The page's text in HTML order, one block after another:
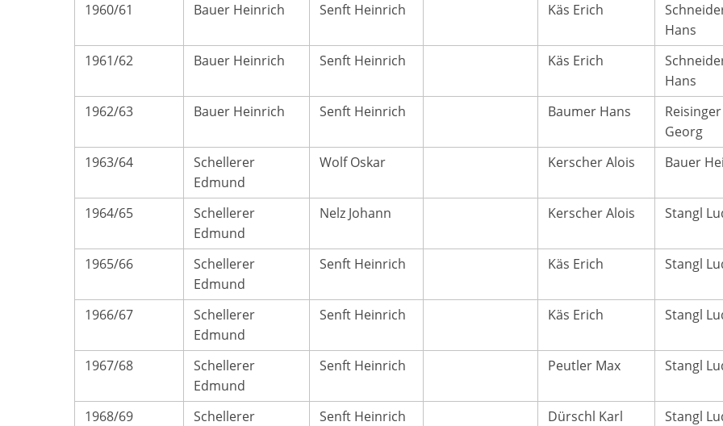
1960/61
Bauer Heinrich Senft Heinrich Käs Erich
Hans
1961/62
Bauer Heinrich Senft Heinrich Käs Erich
Hans
1962/63
Bauer Heinrich Senft Heinrich Baumer Hans
Reisinger
Georg
1963/64
Schellerer
Edmund
Wolf Oskar Kerscher Alois Bauer
1964/65
Schellerer
Edmund
Nelz Johann Kerscher Alois Stangl
1965/66
Schellerer
Edmund
Senft Heinrich Käs Erich Stangl
1966/67
Schellerer
Edmund
Senft Heinrich Käs Erich Stangl
1967/68
Schellerer
Edmund
Senft Heinrich Peutler Max Stangl
1968/69
Schellerer
Senft Heinrich Dürschl Karl Stangl